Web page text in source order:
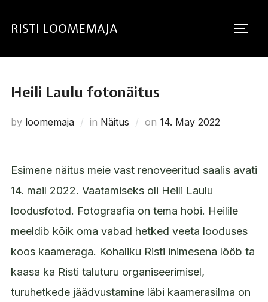
RISTI LOOMEMAJA
Heili Laulu fotonäitus
by loomemaja in Näitus on 14. May 2022
Esimene näitus meie vast renoveeritud saalis avati
14. mail 2022. Vaatamiseks oli Heili Laulu
loodusfotod. Fotograafia on tema hobi. Heilile
meeldib kõik oma vabad hetked veeta looduses
koos kaameraga. Kohaliku Risti inimesena lööb ta
kaasa ka Risti taluturu organiseerimisel,
turuhetkede jäädvustamine läbi kaamerasilma on